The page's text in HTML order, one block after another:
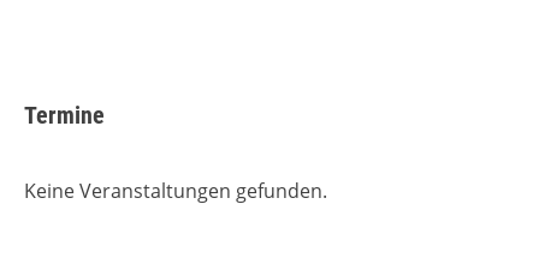
Termine
Keine Veranstaltungen gefunden.